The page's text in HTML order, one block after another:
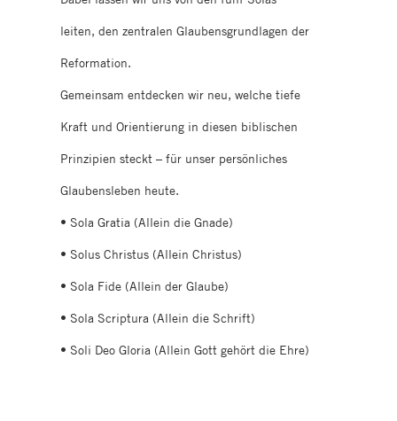
leiten, den zentralen Glaubensgrundlagen der
Reformation.
Gemeinsam entdecken wir neu, welche tiefe
Kraft und Orientierung in diesen biblischen
Prinzipien steckt – für unser persönliches
Glaubensleben heute.
• Sola Gratia (Allein die Gnade)
• Solus Christus (Allein Christus)
• Sola Fide (Allein der Glaube)
• Sola Scriptura (Allein die Schrift)
• Soli Deo Gloria (Allein Gott gehört die Ehre)